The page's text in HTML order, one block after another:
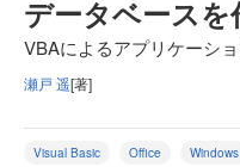
データベースを
VBAによるアプリケーシ
瀬戸 遥[著]
Visual Basic Office Windows